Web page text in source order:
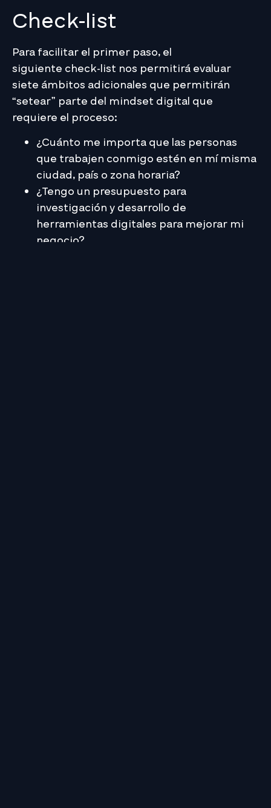
Check-list
Para facilitar el primer paso, el
siguiente check-list nos permitirá evaluar
siete ámbitos adicionales que permitirán
“setear” parte del mindset digital que
requiere el proceso:
¿Cuánto me importa que las personas
que trabajen conmigo estén en mí misma
ciudad, país o zona horaria?
¿Tengo un presupuesto para
investigación y desarrollo de
herramientas digitales para mejorar mi
negocio?